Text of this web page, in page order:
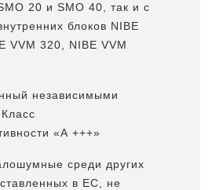
20 и SMO ​​40, так и с
блоков NIBE
VVM 320, NIBE VVM
независимыми
«А +++»
среди других
в ЕС, не